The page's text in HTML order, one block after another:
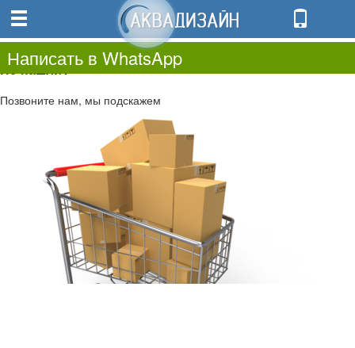
0.00
0
Не нашли?
Позвоните нам, мы подскажем
Написать в WhatsApp